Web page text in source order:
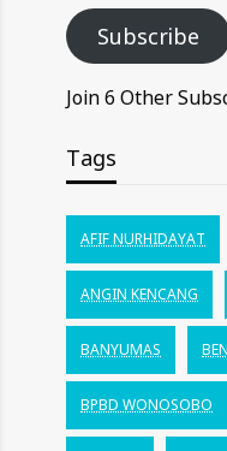
Subscribe
Join 6 Other
Tags
AFIF NURHIDAYAT
ANGIN KENCANG
BANYUMAS
BPBD WONOSOBO